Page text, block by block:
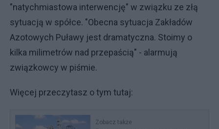
"natychmiastowa interwencję" w związku ze złą
sytuacją w spółce. "Obecna sytuacja Zakładów
Azotowych Puławy jest dramatyczna. Stoimy o
kilka milimetrów nad przepaścią" - alarmują
związkowcy w piśmie.
Więcej przeczytasz o tym tutaj:
Zobacz także